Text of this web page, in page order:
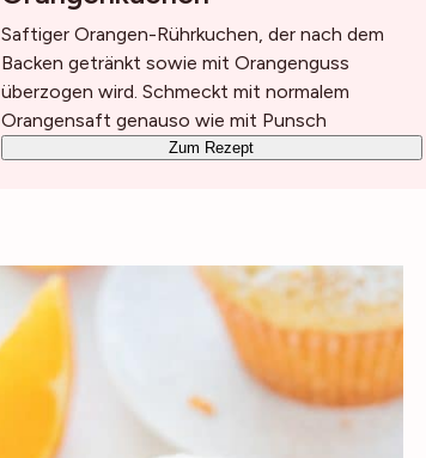
Saftiger Orangen-Rührkuchen, der nach dem
Backen getränkt sowie mit Orangenguss
überzogen wird. Schmeckt mit normalem
Orangensaft genauso wie mit Punsch
Zum Rezept